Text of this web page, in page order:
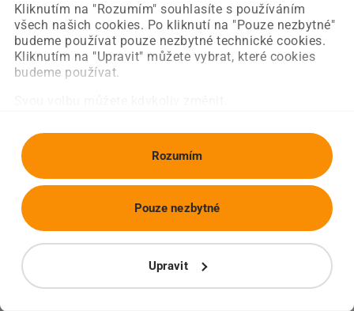
Kliknutím na "Rozumím" souhlasíte s používáním
všech našich cookies. Po kliknutí na "Pouze nezbytné"
budeme používat pouze nezbytné technické cookies.
Kliknutím na "Upravit" můžete vybrat, které cookies
budeme používat.
Rozumím
Upravit
Pouze nezbytné
Obnovit stránku Úvodní strana